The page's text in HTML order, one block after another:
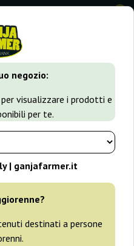
negozio:
visualizzare i prodotti e
per te.
| ganjafarmer.it
destinati a persone
0
Gorilla Glue Auto